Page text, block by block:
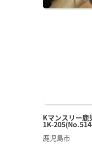
Kマンスリー鹿
1K-
鹿児島市